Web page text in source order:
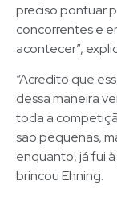
preciso pontuar
concorrentes e
acontecer”,
“Acredito que
dessa maneira
toda a
são pequenas,
enquanto, já fui
brincou Ehning.